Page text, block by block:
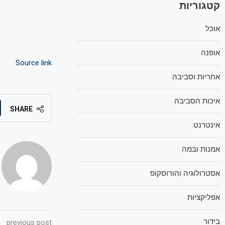
Source link
SHARE
previous post
קטגוריות
אוכל
אופנה
אחריות וסביבה
איכות הסביבה
אינטרנט
אמנות ובמה
אסטרולוגיה והורוסקופ
אפליקציות
בידור